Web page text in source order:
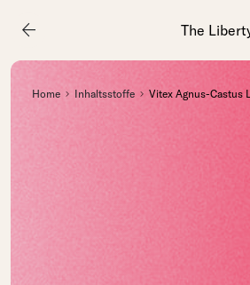
arrow_back The
Home Inhaltsstoffe Vitex Agnus-Castus